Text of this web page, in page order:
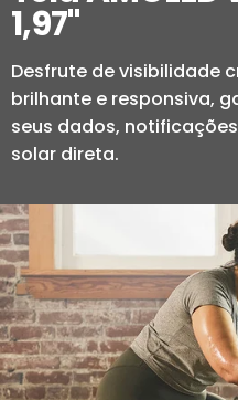
1,97"
Desfrute de visibilidade
brilhante e responsiva,
seus dados,
solar direta.